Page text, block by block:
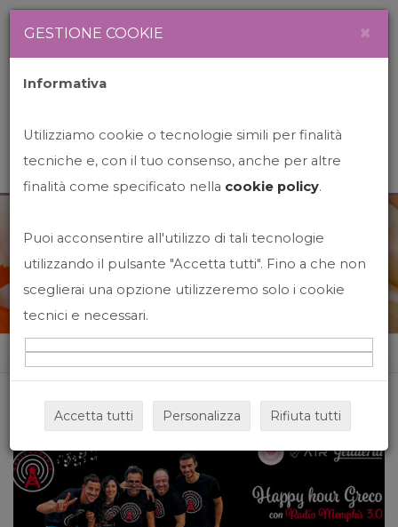
News&Events
Home News&events
GESTIONE COOKIE ×
Informativa
Utilizziamo cookie o tecnologie simili per finalità
tecniche e, con il tuo consenso, anche per altre
finalità come specificato nella cookie policy.
Puoi acconsentire all'utilizzo di tali tecnologie
utilizzando il pulsante "Accetta tutti". Fino a che non
sceglierai una opzione utilizzeremo solo i cookie
tecnici e necessari.
Accetta tutti Personalizza Rifiuta tutti